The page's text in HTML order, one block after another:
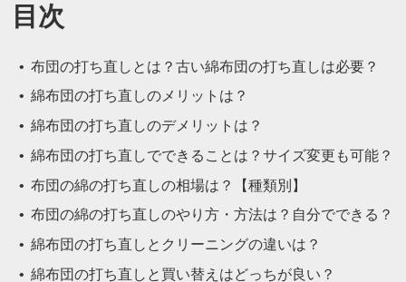
目次
布団の打ち直しとは？古い綿布団の打ち直しは必要？
綿布団の打ち直しのメリットは？
綿布団の打ち直しのデメリットは？
綿布団の打ち直しでできることは？サイズ変更も可能？
布団の綿の打ち直しの相場は？【種類別】
布団の綿の打ち直しのやり方・方法は？自分でできる？
綿布団の打ち直しとクリーニングの違いは？
綿布団の打ち直しと買い替えはどっちが良い？